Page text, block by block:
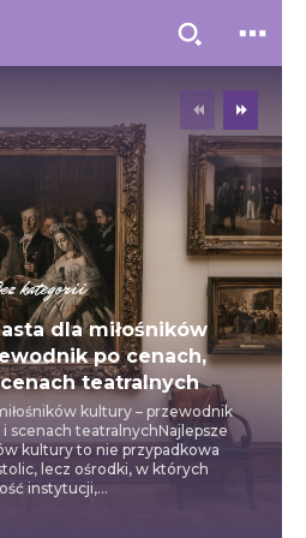
kategorii
dla miłośników
po cenach,
teatralnych
kultury – przewodnik
scenach teatralnychNajlepsze
kultury to nie przypadkowa
lecz ośrodki, w których
instytucji,...